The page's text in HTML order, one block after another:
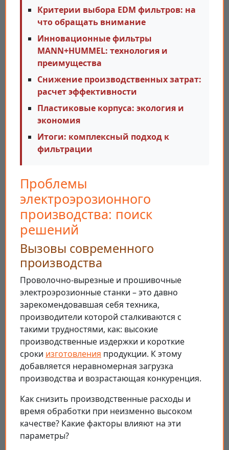
Критерии выбора EDM фильтров: на
что обращать внимание
Инновационные фильтры
MANN+HUMMEL: технология и
преимущества
Снижение производственных затрат:
расчет эффективности
Пластиковые корпуса: экология и
экономия
Итоги: комплексный подход к
фильтрации
Проблемы
электроэрозионного
производства: поиск
решений
Вызовы современного
производства
Проволочно-вырезные и прошивочные
электроэрозионные станки – это давно
зарекомендовавшая себя техника,
производители которой сталкиваются с
такими трудностями, как: высокие
производственные издержки и короткие
сроки изготовления продукции. К этому
добавляется неравномерная загрузка
производства и возрастающая конкуренция.
Как снизить производственные расходы и
время обработки при неизменно высоком
качестве? Какие факторы влияют на эти
параметры?